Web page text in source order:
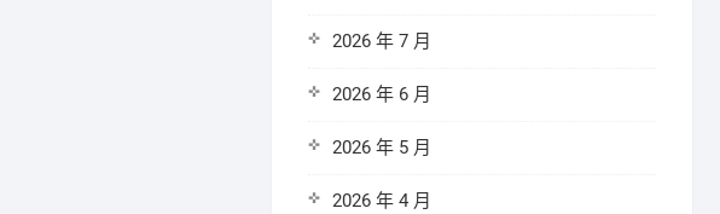
2026 年 7 月
2026 年 6 月
2026 年 5 月
2026 年 4 月